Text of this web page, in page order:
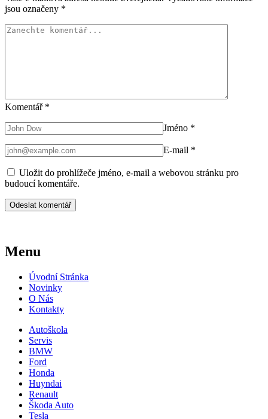
jsou označeny *
Komentář *
Jméno *
E-mail *
Uložit do prohlížeče jméno, e-mail a webovou stránku pro
budoucí komentáře.
Menu
Úvodní Stránka
Novinky
O Nás
Kontakty
Autoškola
Servis
BMW
Ford
Honda
Huyndai
Renault
Škoda Auto
Tesla